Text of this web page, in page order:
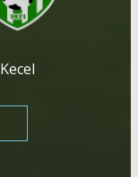
Kecel